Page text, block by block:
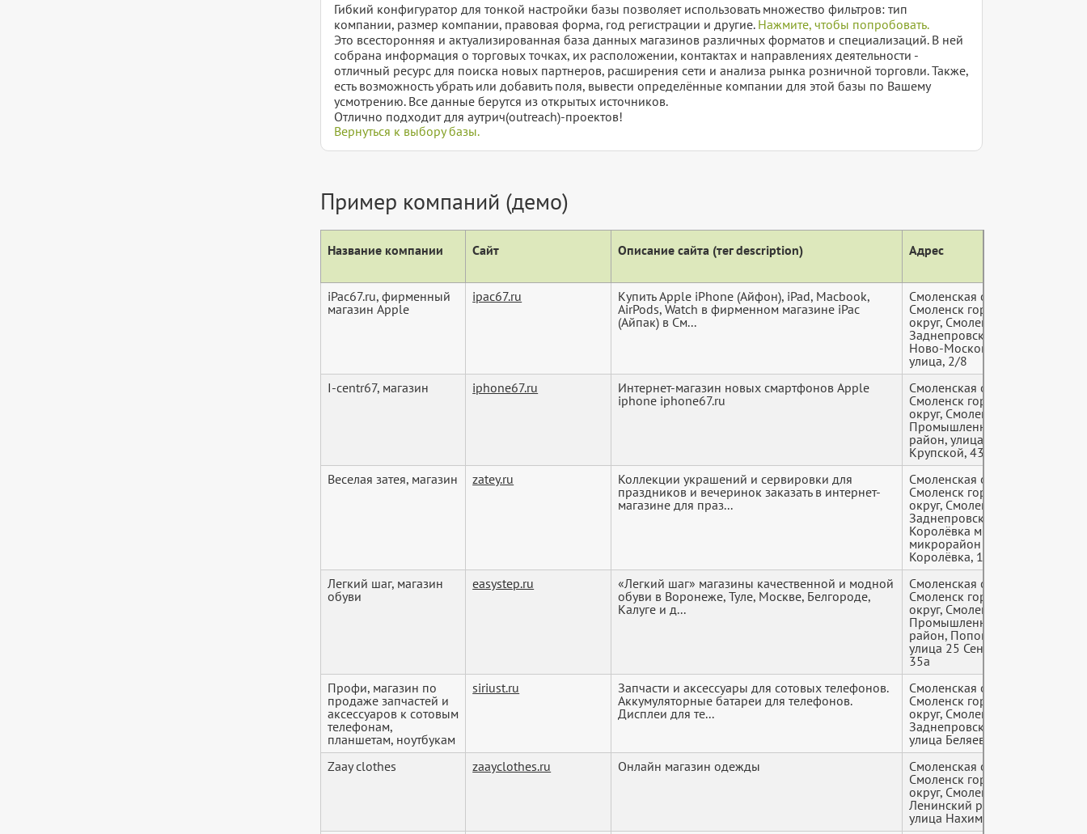
Гибкий конфигуратор для тонкой настройки базы позволяет использовать множество фильтров: тип
компании, размер компании, правовая форма, год регистрации и другие. Нажмите, чтобы попробовать.
Это всесторонняя и актуализированная база данных магазинов различных форматов и специализаций. В ней
собрана информация о торговых точках, их расположении, контактах и направлениях деятельности -
отличный ресурс для поиска новых партнеров, расширения сети и анализа рынка розничной торговли. Также,
есть возможность убрать или добавить поля, вывести определённые компании для этой базы по Вашему
усмотрению. Все данные берутся из открытых источников.
Отлично подходит для аутрич(outreach)-проектов!
Вернуться к выбору базы.
Пример компаний (демо)
Название компании Сайт Описание сайта (тег description) Адрес
iPac67.ru, фирменный
магазин Apple
ipac67.ru
Купить Apple iPhone (Айфон), iPad, Macbook,
AirPods, Watch в фирменном магазине iPac
(Айпак) в См...
Смоленская область,
Смоленск городской
округ, Смоленск,
Заднепровский район,
Ново-Московская
улица, 2/8
I-centr67, магазин iphone67.ru
Интернет-магазин новых смартфонов Apple
iphone iphone67.ru
Смоленская область,
Смоленск городской
округ, Смоленск,
Промышленный
район, улица
Крупской, 43а
Веселая затея, магазин zatey.ru
Коллекции украшений и сервировки для
праздников и вечеринок заказать в интернет-
магазине для праз...
Смоленская область,
Смоленск городской
округ, Смоленск,
Заднепровский район,
Королёвка м-н,
микрорайон
Королёвка, 1а
Легкий шаг, магазин
обуви
easystep.ru
«Легкий шаг» магазины качественной и модной
обуви в Воронеже, Туле, Москве, Белгороде,
Калуге и д...
Смоленская область,
Смоленск городской
округ, Смоленск,
Промышленный
район, Поповка м-н,
улица 25 Сентября,
35а
Профи, магазин по
продаже запчастей и
аксессуаров к сотовым
телефонам,
планшетам, ноутбукам
siriust.ru
Запчасти и аксессуары для сотовых телефонов.
Аккумуляторные батареи для телефонов.
Дисплеи для те...
Смоленская область,
Смоленск городской
округ, Смоленск,
Заднепровский район,
улица Беляева, 6а
Zaay clothes zaayclothes.ru Онлайн магазин одежды
Смоленская область,
Смоленск городской
округ, Смоленск,
Ленинский район,
улица Нахимова, 2